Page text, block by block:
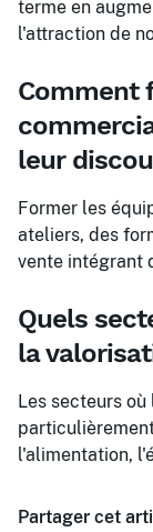
terme en
l'attraction de
Comment
leur
Former les
ateliers, des
vente intégrant
Quels
la
Les secteurs
l'alimentation,
Partager cet